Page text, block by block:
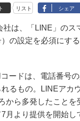
リスト シェア
は、「LINE」のス
）の設定を必須にす
ードは、電話番号
れるもの。LINEアカ
から多発したこと
月より提供を開始し